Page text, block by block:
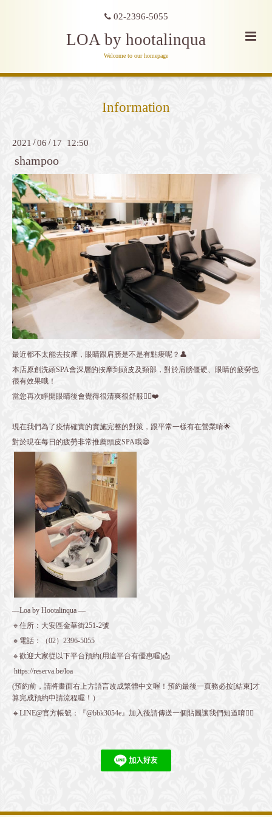
02-2396-5055
LOA by hootalinqua
Welcome to our homepage
Information
2021 /06 / 17 12:50
shampoo
最近都不太能去按摩，眼睛跟肩膀是不是有點痠呢？👤
本店原創洗頭SPA會深層的按摩到頭皮及頸部，對於肩膀僵硬、眼睛的疲勞也
很有效果哦！
當您再次睜開眼睛後會覺得很清爽很舒服👌🏻❤️
現在我們為了疫情確實的實施完整的對策，跟平常一樣有在營業唷🌟
對於現在每日的疲勞非常推薦頭皮SPA哦😄
—Loa by Hootalinqua —
🔹住所：大安區金華街251-2號
🔸電話：（02）2396-5055
🔹歡迎大家從以下平台預約(用這平台有優惠喔)📩
https://reserva.be/loa
(預約前，請將畫面右上方語言改成繁體中文喔！預約最後一頁務必按[結束]才
算完成預約申請流程喔！）
🔸LINE@官方帳號：『@bbk3054e』加入後請傳送一個貼圖讓我們知道唷👍🏻